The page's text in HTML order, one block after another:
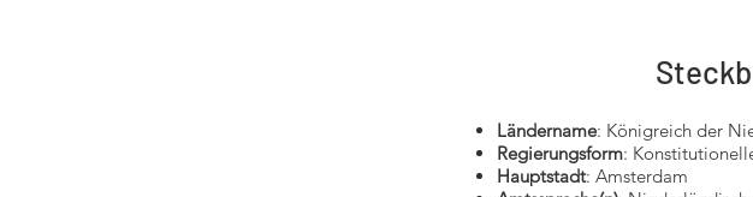
Ländername: Königreich der
Regierungsform:
Hauptstadt: Amsterdam